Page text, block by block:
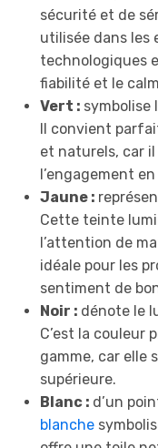
sécurité et de
utilisée dans les
technologiques
fiabilité et le
Vert : symbolise
Il convient
et naturels, car
l’engagement
Jaune :
Cette teinte
l’attention de
idéale pour les
sentiment de
Noir : dénote le
C’est la couleur
gamme, car elle
supérieure.
Blanc : d’un
blanche